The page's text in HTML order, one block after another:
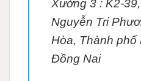
Xưởng 3 : K2-
Nguyễn Tri
Hòa, Thành phố
Đồng Nai